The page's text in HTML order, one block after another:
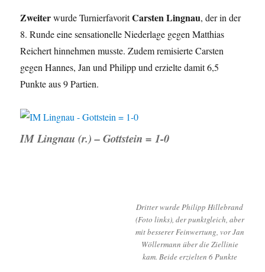
Zweiterwurde TurnierfavoritCarsten Lingnau, der in der
8. Runde eine sensationelle Niederlage gegen Matthias
Reichert hinnehmen musste. Zudem remisierte Carsten
gegen Hannes, Jan und Philipp und erzielte damit 6,5
Punkte aus 9 Partien.
IM Lingnau (r.) – Gottstein = 1-0
Dritter wurde Philipp Hillebrand
(Foto links), der punktgleich, aber
mit besserer Feinwertung, vor Jan
Wöllermann über die Ziellinie
kam. Beide erzielten 6 Punkte